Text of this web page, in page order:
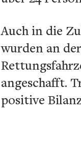
Auch in die
wurden an
angeschafft.
positive